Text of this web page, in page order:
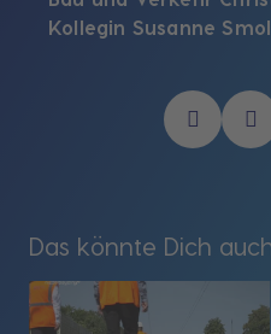
Kollegin Susanne
Das könnte Dich